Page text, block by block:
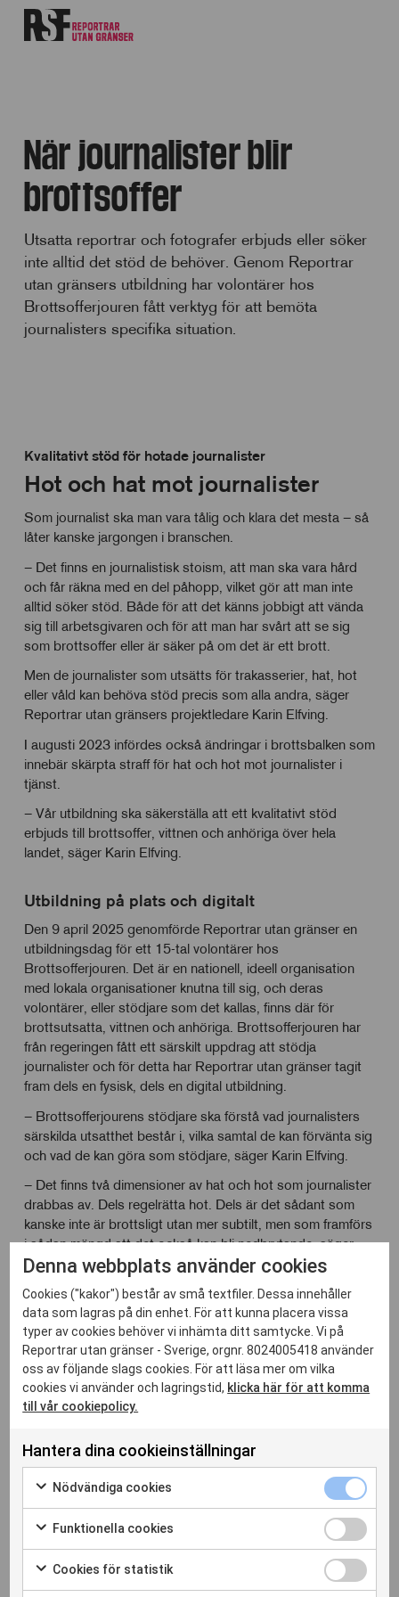
När journalister blir
brottsoffer
Utsatta reportrar och fotografer erbjuds eller söker
inte alltid det stöd de behöver. Genom Reportrar
utan gränsers utbildning har volontärer hos
Brottsofferjouren fått verktyg för att bemöta
journalisters specifika situation.
Kvalitativt stöd för hotade journalister
Hot och hat mot journalister
Som journalist ska man vara tålig och klara det mesta – så
låter kanske jargongen i branschen.
– Det finns en journalistisk stoism, att man ska vara hård
och får räkna med en del påhopp, vilket gör att man inte
alltid söker stöd. Både för att det känns jobbigt att vända
sig till arbetsgivaren och för att man har svårt att se sig
som brottsoffer eller är säker på om det är ett brott.
Men de journalister som utsätts för trakasserier, hat, hot
eller våld kan behöva stöd precis som alla andra, säger
Reportrar utan gränsers projektledare Karin Elfving.
I augusti 2023 infördes också ändringar i brottsbalken som
innebär skärpta straff för hat och hot mot journalister i
tjänst.
– Vår utbildning ska säkerställa att ett kvalitativt stöd
erbjuds till brottsoffer, vittnen och anhöriga över hela
landet, säger Karin Elfving.
Utbildning på plats och digitalt
Den 9 april 2025 genomförde Reportrar utan gränser en
utbildningsdag för ett 15-tal volontärer hos
Brottsofferjouren. Det är en nationell, ideell organisation
med lokala organisationer knutna till sig, och deras
volontärer, eller stödjare som det kallas, finns där för
brottsutsatta, vittnen och anhöriga. Brottsofferjouren har
från regeringen fått ett särskilt uppdrag att stödja
journalister och för detta har Reportrar utan gränser tagit
fram dels en fysisk, dels en digital utbildning.
– Brottsofferjourens stödjare ska förstå vad journalisters
särskilda utsatthet består i, vilka samtal de kan förvänta sig
och vad de kan göra som stödjare, säger Karin Elfving.
– Det finns två dimensioner av hat och hot som journalister
drabbas av. Dels regelrätta hot. Dels är det sådant som
kanske inte är brottsligt utan mer subtilt, men som framförs
i sådan mängd att det också kan bli nedbrytande, säger
hon.
Brottsofferjouren kan vara ett stöd i båda fallen.
Material för framtida stödjare
Under utbildningsdagen medverkade förutom Reportrar
utan gränser också rättssociologen Oskar Björkenfeldt
från Göteborgs universitet, juristen Tove Carlén från
projektledare på Medieinstitutet FOJO bland annat kring
frågor om hat och hot mot journalister, samt personer från
polisens avdelning för demokratihotande brottslighet.
Denna webbplats använder cookies
Cookies ("kakor") består av små textfiler. Dessa innehåller
data som lagras på din enhet. För att kunna placera vissa
typer av cookies behöver vi inhämta ditt samtycke. Vi på
Reportrar utan gränser - Sverige, orgnr. 8024005418 använder
oss av följande slags cookies. För att läsa mer om vilka
cookies vi använder och lagringstid, klicka här för att komma
till vår cookiepolicy.
Hantera dina cookieinställningar
Nödvändiga cookies
Markera
för
samtycka
till
användning
cookies
Funktionella cookies
Markera
för
cookies
Cookies för statistik
Markera
Cookies
för